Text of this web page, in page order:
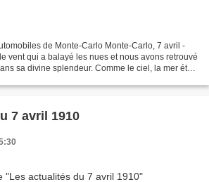
de Monte-Carlo Monte-Carlo, 7 avril -
vent qui a balayé les nues et nous avons retrouvé
sa divine splendeur. Comme le ciel, la mer était
7 avril 1910